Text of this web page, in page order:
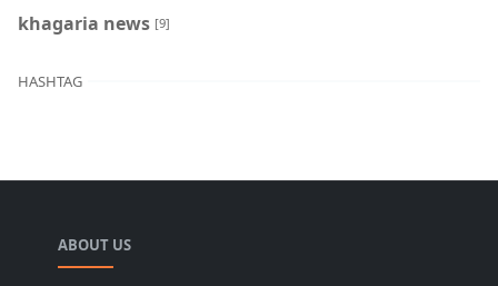
khagaria news [9]
HASHTAG
ABOUT US